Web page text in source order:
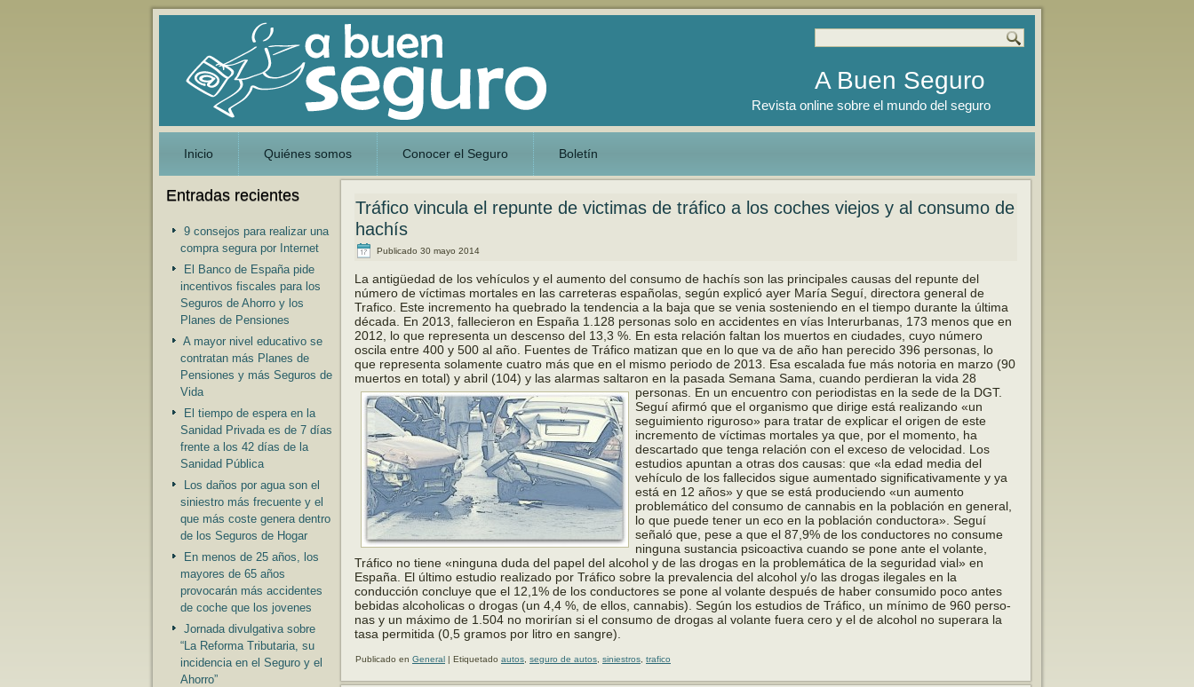
A Buen Seguro
Revista online sobre el mundo del seguro
Inicio Quiénes somos Conocer el Seguro Boletín
Entradas recientes
9 consejos para realizar una
compra segura por Internet
El Banco de España pide
incentivos fiscales para los
Seguros de Ahorro y los
Planes de Pensiones
A mayor nivel educativo se
contratan más Planes de
Pensiones y más Seguros de
Vida
El tiempo de espera en la
Sanidad Privada es de 7 días
frente a los 42 días de la
Sanidad Pública
Los daños por agua son el
siniestro más frecuente y el
que más coste genera dentro
de los Seguros de Hogar
En menos de 25 años, los
mayores de 65 años
provocarán más accidentes
de coche que los jovenes
Jornada divulgativa sobre
“La Reforma Tributaria, su
incidencia en el Seguro y el
Ahorro”
Tráfico vincula el repunte de victimas de tráfico a los coches viejos y al consumo de
hachís
Publicado 30 mayo 2014
La antigüedad de los vehículos y el aumento del consumo de ha­chís son las principales causas del repunte del
número de vícti­mas mortales en las carreteras españolas, según explicó ayer Ma­ría Seguí, directora general de
Trafico. Este incremento ha que­brado la tendencia a la baja que se venia sosteniendo en el tiempo durante la última
década. En 2013, fallecieron en España 1.128 personas solo en accidentes en vías Interurbanas, 173 menos que en
2012, lo que representa un descenso del 13,3 %. En esta relación faltan los muertos en ciudades, cuyo número
oscila en­tre 400 y 500 al año. Fuentes de Tráfico matizan que en lo que va de año han perecido 396 personas, lo
que repre­senta solamente cuatro más que en el mismo periodo de 2013. Esa escalada fue más notoria en mar­zo (90
muertos en total) y abril (104) y las alarmas saltaron en la pasada Semana Sama, cuando perdieran la vida 28
personas. En un encuentro con periodistas en la sede de la DGT.
Seguí afirmó que el organismo que dirige está realizando «un
seguimiento riguroso» para tratar de explicar el origen de este
incremento de víctimas mortales ya que, por el momento, ha
descartado que tenga relación con el exceso de velocidad. Los
estudios apuntan a otras dos causas: que «la edad media del
vehículo de los fallecidos sigue aumentado significativamente y ya
está en 12 años» y que se está produciendo «un aumento
problemático del consumo de cannabis en la población en general,
lo que puede tener un eco en la población conductora». Seguí
señaló que, pese a que el 87,9% de los conductores no con­sume
ninguna sustancia psicoactiva cuando se pone ante el volan­te,
Tráfico no tiene «ninguna du­da del papel del alcohol y de las drogas en la problemática de la seguridad vial» en
España. El último estudio realizado por Tráfico sobre la prevalencia del alcohol y/o las drogas ilegales en la
conducción concluye que el 12,1% de los conductores se pone al volante después de haber con­sumido poco antes
bebidas alcoho­licas o drogas (un 4,4 %, de ellos, cannabis). Según los estudios de Tráfico, un mínimo de 960 perso­
nas y un máximo de 1.504 no mo­rirían si el consumo de drogas al volante fuera cero y el de alcohol no superara la
tasa permitida (0,5 gramos por litro en sangre).
Publicado en General | Etiquetado autos seguro de autos siniestros trafico